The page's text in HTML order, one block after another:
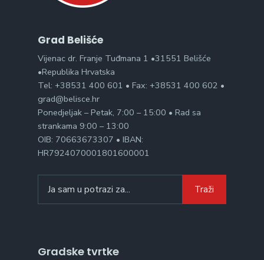
Grad Belišće
Vijenac dr. Franje Tuđmana 1 •31551 Belišće
•Republika Hrvatska
Tel: +38531 400 601 • Fax: +38531 400 602 •
grad@belisce.hr
Ponedjeljak – Petak, 7:00 – 15:00 • Rad sa
strankama 9:00 – 13:00
OIB: 70663673307 • IBAN:
HR7924070001801600001
for:
Traži
Gradske tvrtke